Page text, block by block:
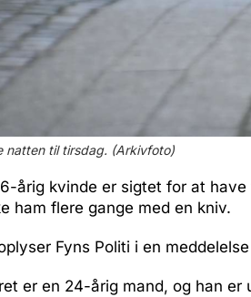
natten til tirsdag. (Arkivfoto)
årig kvinde er sigtet for at
ham flere gange med en kniv.
Fyns Politi i en
er en 24-årig mand, og han